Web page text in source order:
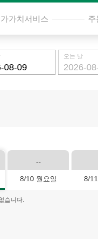
가치서비스 주
오는 날
--
8/10 월요일 8/
습니다.